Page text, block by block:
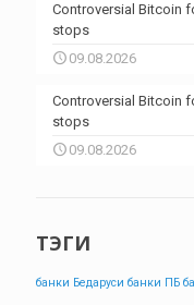
Controversial Bitcoin
stops
09.08.2026
Controversial Bitcoin
stops
09.08.2026
ТЭГИ
банки Бедаруси банки ПБ